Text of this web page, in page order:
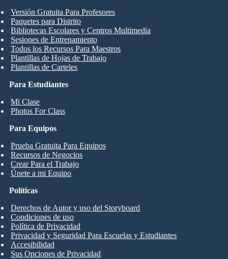
Para Estudiantes
Mi Clase
Photos For Class
Versión Gratuita Para Profesores
Paquetes para Distrito
Bibliotecas Escolares y Centros Multimedia
Sesiones de Entrenamiento
Todos los Recursos Para Maestros
Plantillas de Hojas de Trabajo
Plantillas de Carteles
Para Equipos
Prueba Gratuita Para Equipos
Recursos de Negocios
Crear Para el Trabajo
Únete a mi Equipo
Políticas
Derechos de Autor y uso del Storyboard
Condiciones de uso
Política de Privacidad
Privacidad y Seguridad Para Escuelas y Estudiantes
Accesibilidad
Sus Opciones de Privacidad